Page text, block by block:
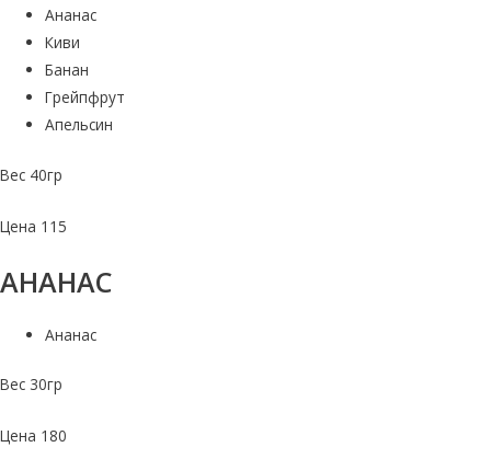
Ананас
Киви
Банан
Грейпфрут
Апельсин
Вес 40гр
Цена 115
АНАНАС
Ананас
Вес 30гр
Цена 180